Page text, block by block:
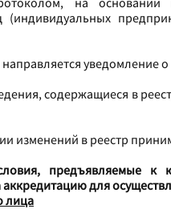
(индивидуальных
направляется уведомление
содержащиеся в
изменений в реестр
предъявляемые к
для
лица